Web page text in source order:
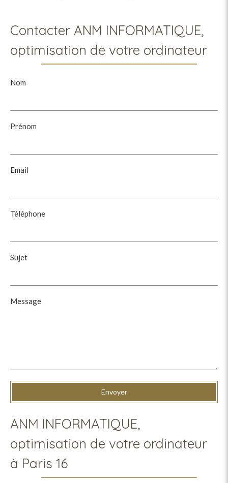
Contacter ANM INFORMATIQUE,
optimisation de votre ordinateur
Nom
Prénom
Email
Téléphone
Sujet
Message
Envoyer
ANM INFORMATIQUE,
optimisation de votre ordinateur
à Paris 16